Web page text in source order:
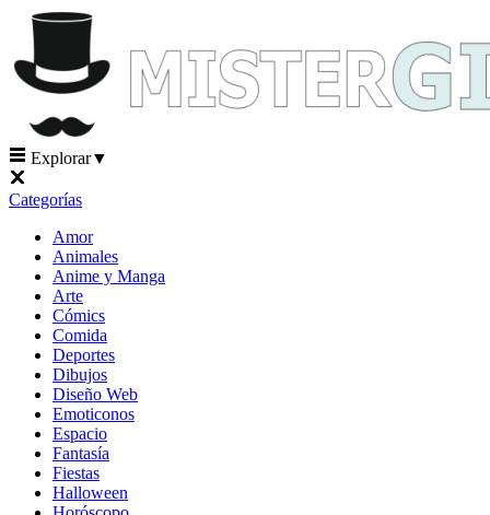
Explorar▼
Categorías
Amor
Animales
Anime y Manga
Arte
Cómics
Comida
Deportes
Dibujos
Diseño Web
Emoticonos
Espacio
Fantasía
Fiestas
Halloween